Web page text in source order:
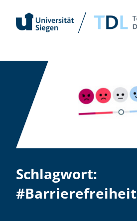
Inhalt
springen
Schlagwort:
#Barrierefreiheit